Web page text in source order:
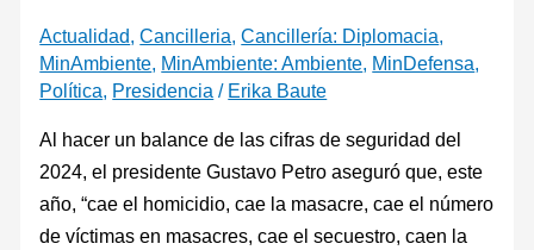
Actualidad,Cancilleria,Cancillería: Diplomacia,
MinAmbiente, MinAmbiente: Ambiente, MinDefensa,
Política, Presidencia / Erika Baute
Al hacer un balance de las cifras de seguridad del
2024, el presidente Gustavo Petro aseguró que, este
año, “cae el homicidio, cae la masacre, cae el número
de víctimas en masacres, cae el secuestro, caen la